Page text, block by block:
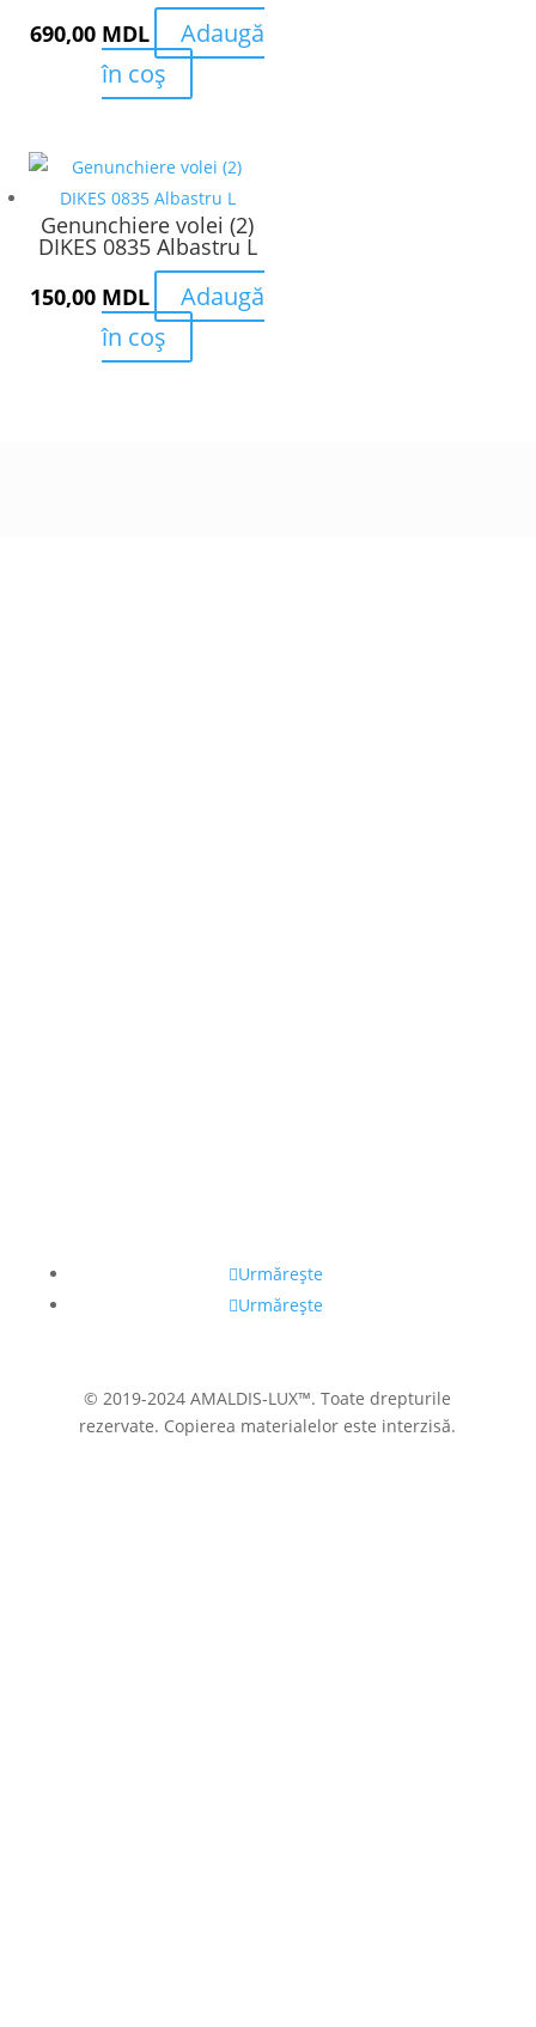
690,00 MDL
Adaugă
în coș
Genunchiere volei (2)
DIKES 0835 Albastru L
150,00 MDL
Adaugă
în coș
Urmărește
Urmărește
© 2019-2024 AMALDIS-LUX™. Toate drepturile
rezervate. Copierea materialelor este interzisă.